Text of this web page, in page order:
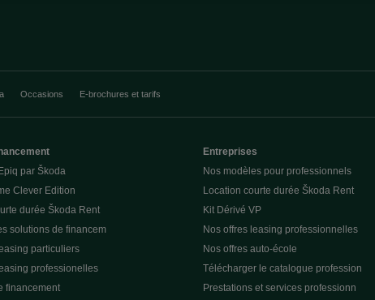
Occasions E-brochures et tarifs
par Škoda
Clever Edition
durée Škoda Rent
solutions de financem
particuliers
professionelles
financement
Entreprises
Nos modèles pour professionnels
Location courte durée Škoda Rent
Kit Dérivé VP
Nos offres leasing professionnelles
Nos offres auto-école
Télécharger le catalogue profession
Prestations et services professionn